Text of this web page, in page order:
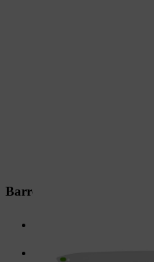
Barre solide e naselli
Corpo in acciaio solido